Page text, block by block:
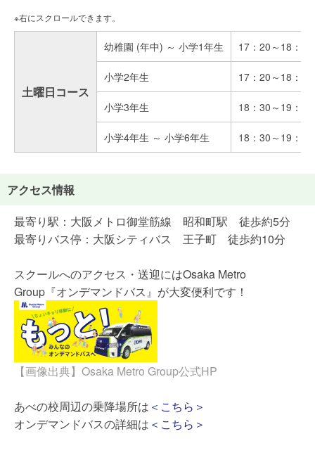
土曜日コース
幼稚園 (年中) ～ 小学1年生 17：20～18：10
小学2年生 17：20～18：20
小学3年生 18：30～19：30
小学4年生 ～ 小学6年生 18：30～19：40
アクセス情報
最寄り駅：大阪メトロ御堂筋線 昭和町駅 徒歩約5分
最寄りバス停：大阪シティバス 王子町 徒歩約10分
スクールへのアクセス・送迎にはOsaka Metro
Group『オンデマンドバス』が大変便利です！
【画像出典】Osaka Metro Group公式HP
あべの校周辺の乗降場所は ＜こちら＞
オンデマンドバスの詳細は ＜こちら＞